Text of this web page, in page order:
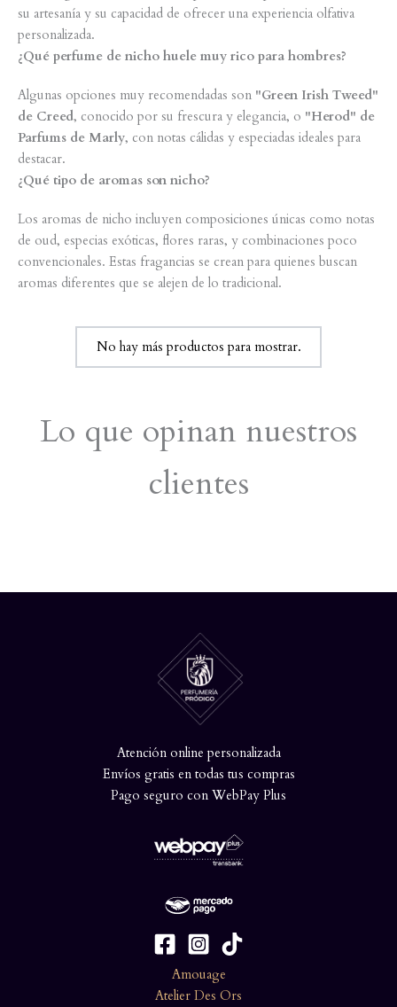
su artesanía y su capacidad de ofrecer una experiencia olfativa
personalizada.
¿Qué perfume de nicho huele muy rico para hombres?
Algunas opciones muy recomendadas son "Green Irish Tweed"
de Creed, conocido por su frescura y elegancia, o "Herod" de
Parfums de Marly, con notas cálidas y especiadas ideales para
destacar.
¿Qué tipo de aromas son nicho?
Los aromas de nicho incluyen composiciones únicas como notas
de oud, especias exóticas, flores raras, y combinaciones poco
convencionales. Estas fragancias se crean para quienes buscan
aromas diferentes que se alejen de lo tradicional.
No hay más productos para mostrar.
Lo que opinan nuestros
clientes
Atención online personalizada
Envíos gratis en todas tus compras
Pago seguro con WebPay Plus
Amouage
Atelier Des Ors